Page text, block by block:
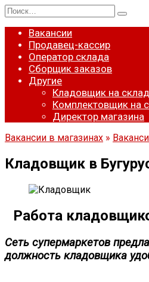
Перейти
к
содержанию
Search
for:
Вакансии
Продавец-кассир
Оператор склада
Сборщик заказов
Другие
Кладовщик на склад
Комплектовщик на
Директор магазина
Вакансии в магазинах »
Кладовщик в
Работа
Сеть супермаркетов
должность кладовщика